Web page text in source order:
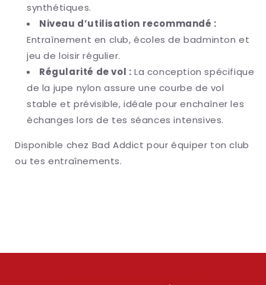
synthétiques.
Niveau d’utilisation recommandé :
Entraînement en club, écoles de badminton et
jeu de loisir régulier.
Régularité de vol : La conception spécifique
de la jupe nylon assure une courbe de vol
stable et prévisible, idéale pour enchaîner les
échanges lors de tes séances intensives.
Disponible chez Bad Addict pour équiper ton club
ou tes entraînements.